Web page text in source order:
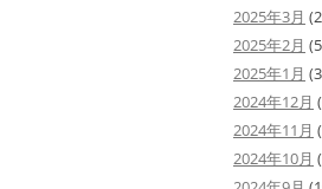
2025年3月
2025年2月
2025年1月
2024年12月
2024年11月
2024年10月